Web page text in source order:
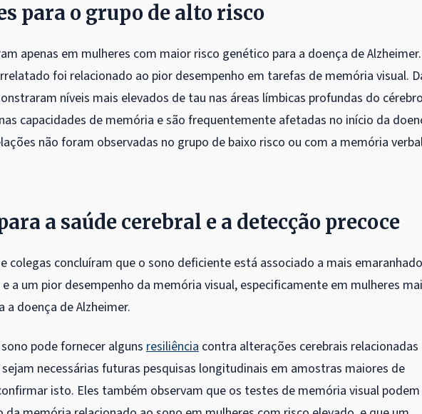
para o grupo de alto risco
apenas em mulheres com maior risco genético para a doença de
foi relacionado ao pior desempenho em tarefas de memória visual.
níveis mais elevados de tau nas áreas límbicas profundas do
capacidades de memória e são frequentemente afetadas no início da
não foram observadas no grupo de baixo risco ou com a memória
a saúde cerebral e a detecção precoce
colegas concluíram que o sono deficiente está associado a mais
a um pior desempenho da memória visual, especificamente em mulheres
doença de Alzheimer.
pode fornecer alguns resiliência contra alterações cerebrais relacionadas
necessárias futuras pesquisas longitudinais em amostras maiores de
isto. Eles também observam que os testes de memória visual